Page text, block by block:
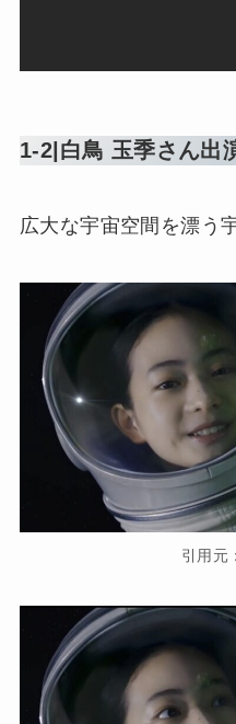
1-2|白鳥 玉季さん出
広大な宇宙空間を漂う
引用元